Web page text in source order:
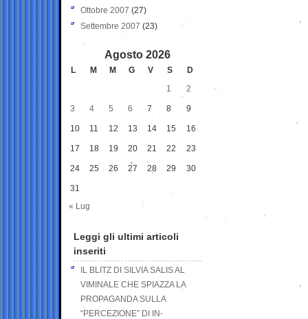
Ottobre 2007 (27)
Settembre 2007 (23)
Agosto 2026
L M M G V S
D
1
2
3 4 5 6 7 8 9
10 11 12 13 14 15 16
17 18 19 20 21 22 23
24 25 26 27 28 29 30
31
« Lug
Leggi gli ultimi articoli
inseriti
IL BLITZ DI SILVIA SALIS AL
VIMINALE CHE SPIAZZA LA
PROPAGANDA SULLA
“PERCEZIONE” DI IN-